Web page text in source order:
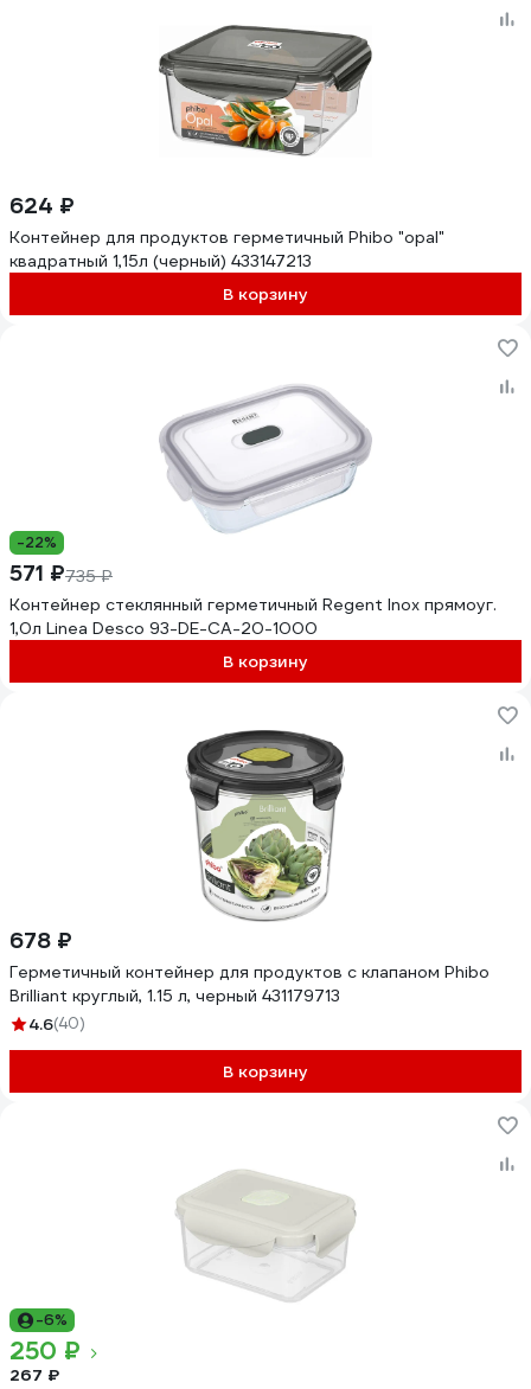
624 ₽
Контейнер для продуктов герметичный Phibo "opal"
квадратный 1,15л (черный) 433147213
В корзину
-22%
571 ₽735 ₽
Контейнер стеклянный герметичный Regent Inox прямоуг.
1,0л Linea Desco 93-DE-CA-20-1000
В корзину
678 ₽
Герметичный контейнер для продуктов с клапаном Phibo
Brilliant круглый, 1.15 л, черный 431179713
4.6(40)
В корзину
-6%
250 ₽
267 ₽